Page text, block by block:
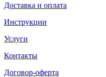
Доставка и оплата
Инструкции
Услуги
Контакты
Договор-оферта